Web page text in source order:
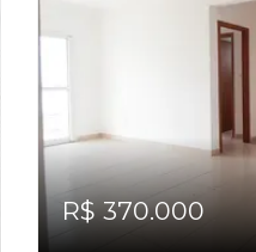
R$ 370.000